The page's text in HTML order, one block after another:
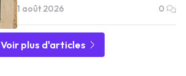
1 août 2026
0
Voir plus d'articles